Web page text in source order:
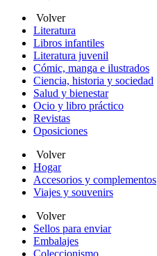
Volver
Literatura
Libros infantiles
Literatura juvenil
Cómic, manga e ilustrados
Ciencia, historia y sociedad
Salud y bienestar
Ocio y libro práctico
Revistas
Oposiciones
Volver
Hogar
Accesorios y complementos
Viajes y souvenirs
Volver
Sellos para enviar
Embalajes
Coleccionismo